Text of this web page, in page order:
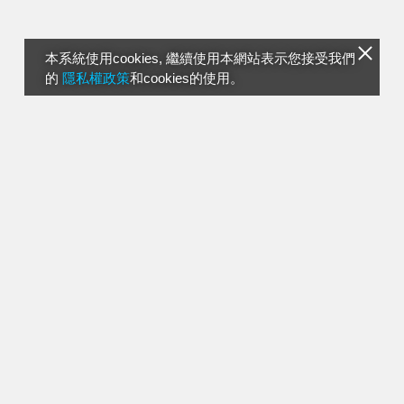
本系統使用cookies, 繼續使用本網站表示您接受我們
的 隱私權政策和cookies的使用。